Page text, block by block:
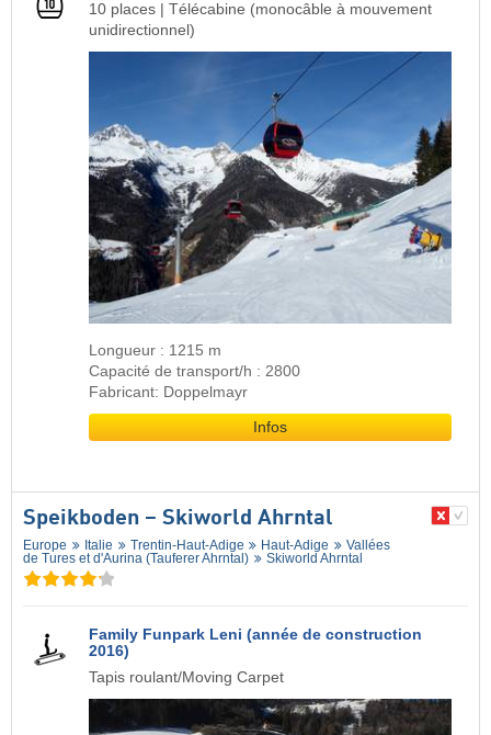
10 places | Télécabine (monocâble à mouvement
unidirectionnel)
Longueur : 1215 m
Capacité de transport/h : 2800
Fabricant: Doppelmayr
Infos
Speikboden – Skiworld Ahrntal
Europe Italie Trentin-Haut-Adige Haut-Adige
Vallées
de Tures et d'Aurina (Tauferer Ahrntal)
Skiworld Ahrntal
Family Funpark Leni (année de construction
2016)
Tapis roulant/Moving Carpet